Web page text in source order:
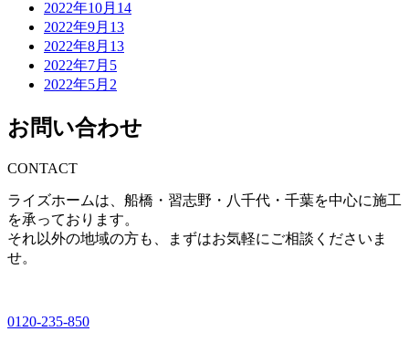
2022年10月 14
2022年9月 13
2022年8月 13
2022年7月 5
2022年5月 2
お問い合わせ
CONTACT
ライズホームは、船橋・習志野・八千代・千葉を中心に施工
を承っております。
それ以外の地域の方も、まずはお気軽にご相談くださいま
せ。
0120-235-850